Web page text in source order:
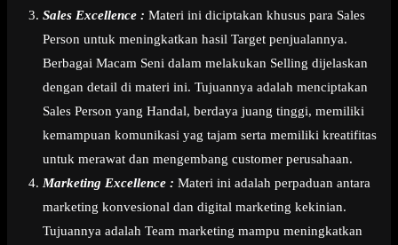
Sales Excellence : Materi ini diciptakan khusus para Sales
Person untuk meningkatkan hasil Target penjualannya.
Berbagai Macam Seni dalam melakukan Selling dijelaskan
dengan detail di materi ini. Tujuannya adalah menciptakan
Sales Person yang Handal, berdaya juang tinggi, memiliki
kemampuan komunikasi yag tajam serta memiliki kreatifitas
untuk merawat dan mengembang customer perusahaan.
Marketing Excellence : Materi ini adalah perpaduan antara
marketing konvesional dan digital marketing kekinian.
Tujuannya adalah Team marketing mampu meningkatkan